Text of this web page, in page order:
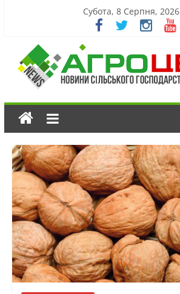
Субота, 8 Серпня, 2026